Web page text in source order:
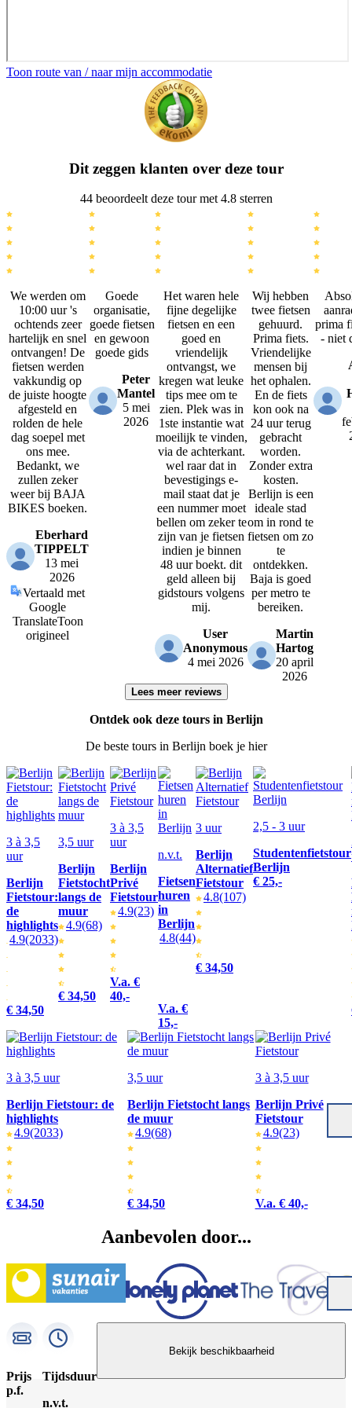
Toon route van / naar mijn accommodatie
Dit zeggen klanten over deze tour
44 beoordeelt deze tour met 4.8 sterren
We werden om
10:00 uur 's
ochtends zeer
hartelijk en snel
ontvangen! De
fietsen werden
vakkundig op
de juiste hoogte
afgesteld en
rolden de hele
dag soepel met
ons mee.
Bedankt, we
zullen zeker
weer bij BAJA
BIKES boeken.
Eberhard
TIPPELT
13 mei
2026
Vertaald met
Google
TranslateToon
origineel
Goede
organisatie,
goede fietsen
en gewoon
goede gids
Peter
Mantel
5 mei
2026
Het waren hele
fijne degelijke
fietsen en een
goed en
vriendelijk
ontvangst, we
kregen wat leuke
tips mee om te
zien. Plek was in
1ste instantie wat
moeilijk te vinden,
via de achterkant.
wel raar dat in
bevestigings e-
mail staat dat je
een nummer moet
bellen om zeker te
zijn van je fietsen
indien je binnen
48 uur boekt. dit
geld alleen bij
gidstours volgens
mij.
User
Anonymous
4 mei 2026
Wij hebben
twee fietsen
gehuurd.
Prima fiets.
Vriendelijke
mensen bij
het ophalen.
En de fiets
kon ook na
24 uur terug
gebracht
worden.
Zonder extra
kosten.
Berlijn is een
ideale stad
om in rond te
fietsen om zo
te
ontdekken.
Baja is goed
per metro te
bereiken.
Martin
Hartog
20 april
2026
prima
- niet
Lees meer reviews
Ontdek ook deze tours in Berlijn
De beste tours in Berlijn boek je hier
3 à 3,5
uur
Berlijn
Fietstour:
de
highlights
4.9(2033)
€ 34,50
3,5 uur
Berlijn
Fietstocht
langs de
muur
4.9(68)
€ 34,50
3 à 3,5
uur
Berlijn
Privé
Fietstour
4.9(23)
V.a. €
40,-
n.v.t.
Fietsen
huren
in
Berlijn
4.8(44)
V.a. €
15,-
3 uur
Berlijn
Alternatief
Fietstour
4.8(107)
€ 34,50
2,5 - 3 uur
Studentenfietstour
Berlijn
€ 25,-
3 à 3,5 uur
Berlijn Fietstour: de
highlights
4.9(2033)
€ 34,50
3,5 uur
Berlijn Fietstocht langs
de muur
4.9(68)
€ 34,50
3 à 3,5 uur
Berlijn Privé
Fietstour
4.9(23)
V.a. € 40,-
Aanbevolen door...
Prijs
p.f.
Tijdsduur
n.v.t.
Bekijk beschikbaarheid